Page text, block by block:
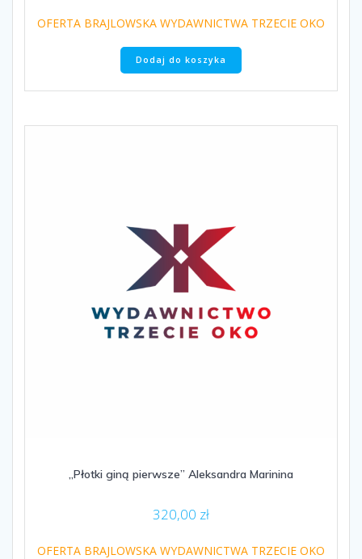
OFERTA BRAJLOWSKA WYDAWNICTWA TRZECIE OKO
Dodaj do koszyka
„Płotki giną pierwsze” Aleksandra Marinina
320,00 zł
OFERTA BRAJLOWSKA WYDAWNICTWA TRZECIE OKO